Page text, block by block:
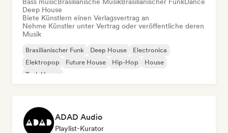
Deep House
Biete Künstlern einen Verlagsvertrag an
Nehme Künstler unter Vertrag oder veröffentliche deren
Musik
Brasilianischer Funk Deep House
Electronica
Elektropop
Future House Hip-Hop
House
Tech House
ADAD Audio
Playlist-Kurator